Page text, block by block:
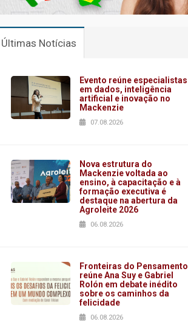
Últimas Notícias
Evento reúne especialistas
em dados, inteligência
artificial e inovação no
Mackenzie
07.08.2026
Nova estrutura do
Mackenzie voltada ao
ensino, à capacitação e à
formação executiva é
destaque na abertura da
Agroleite 2026
06.08.2026
Fronteiras do Pensamento
reúne Ana Suy e Gabriel
Rolón em debate inédito
sobre os caminhos da
felicidade
06.08.2026